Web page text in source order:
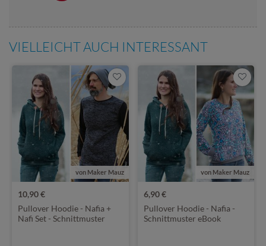
VIELLEICHT AUCH INTERESSANT
von Maker Mauz
10,90 €
Pullover Hoodie - Nafia +
Nafi Set - Schnittmuster
von Maker Mauz
6,90 €
Pullover Hoodie - Nafia -
Schnittmuster eBook